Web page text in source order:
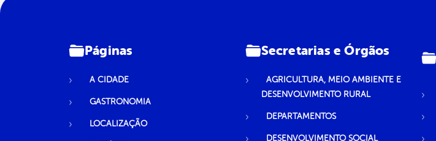
Páginas
A CIDADE
GASTRONOMIA
LOCALIZAÇÃO
Secretarias e Órgãos
AGRICULTURA, MEIO AMBIENTE E
DESENVOLVIMENTO RURAL
DEPARTAMENTOS
DESENVOLVIMENTO SOCIAL